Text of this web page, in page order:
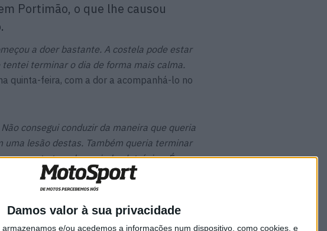
Damos valor à sua privacidade
armazenamos e/ou acedemos a informações num dispositivo, como cookies, e
Portimão, o que lhe causou
a doer bastante. A costela pode estar
terminar o dia de forma mais calma.
quinta-feira, com a dor a acompanhá-lo no
consegui conduzir da maneira que queria
uma lesão destas. Também queria terminar
a moto tem demasiada eletrónica. É